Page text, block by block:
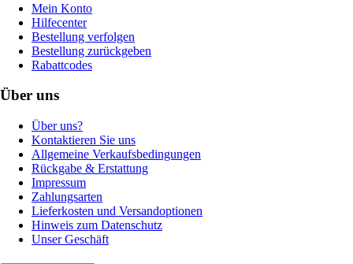
Mein Konto
Hilfecenter
Bestellung verfolgen
Bestellung zurückgeben
Rabattcodes
Über uns
Über uns?
Kontaktieren Sie uns
Allgemeine Verkaufsbedingungen
Rückgabe & Erstattung
Impressum
Zahlungsarten
Lieferkosten und Versandoptionen
Hinweis zum Datenschutz
Unser Geschäft